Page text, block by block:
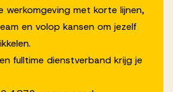
werkomgeving met korte lijnen,
en volop kansen om jezelf
fulltime dienstverband krijg je